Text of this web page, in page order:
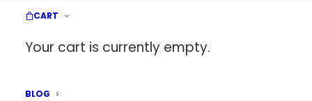
CART
Your cart is currently empty.
BLOG